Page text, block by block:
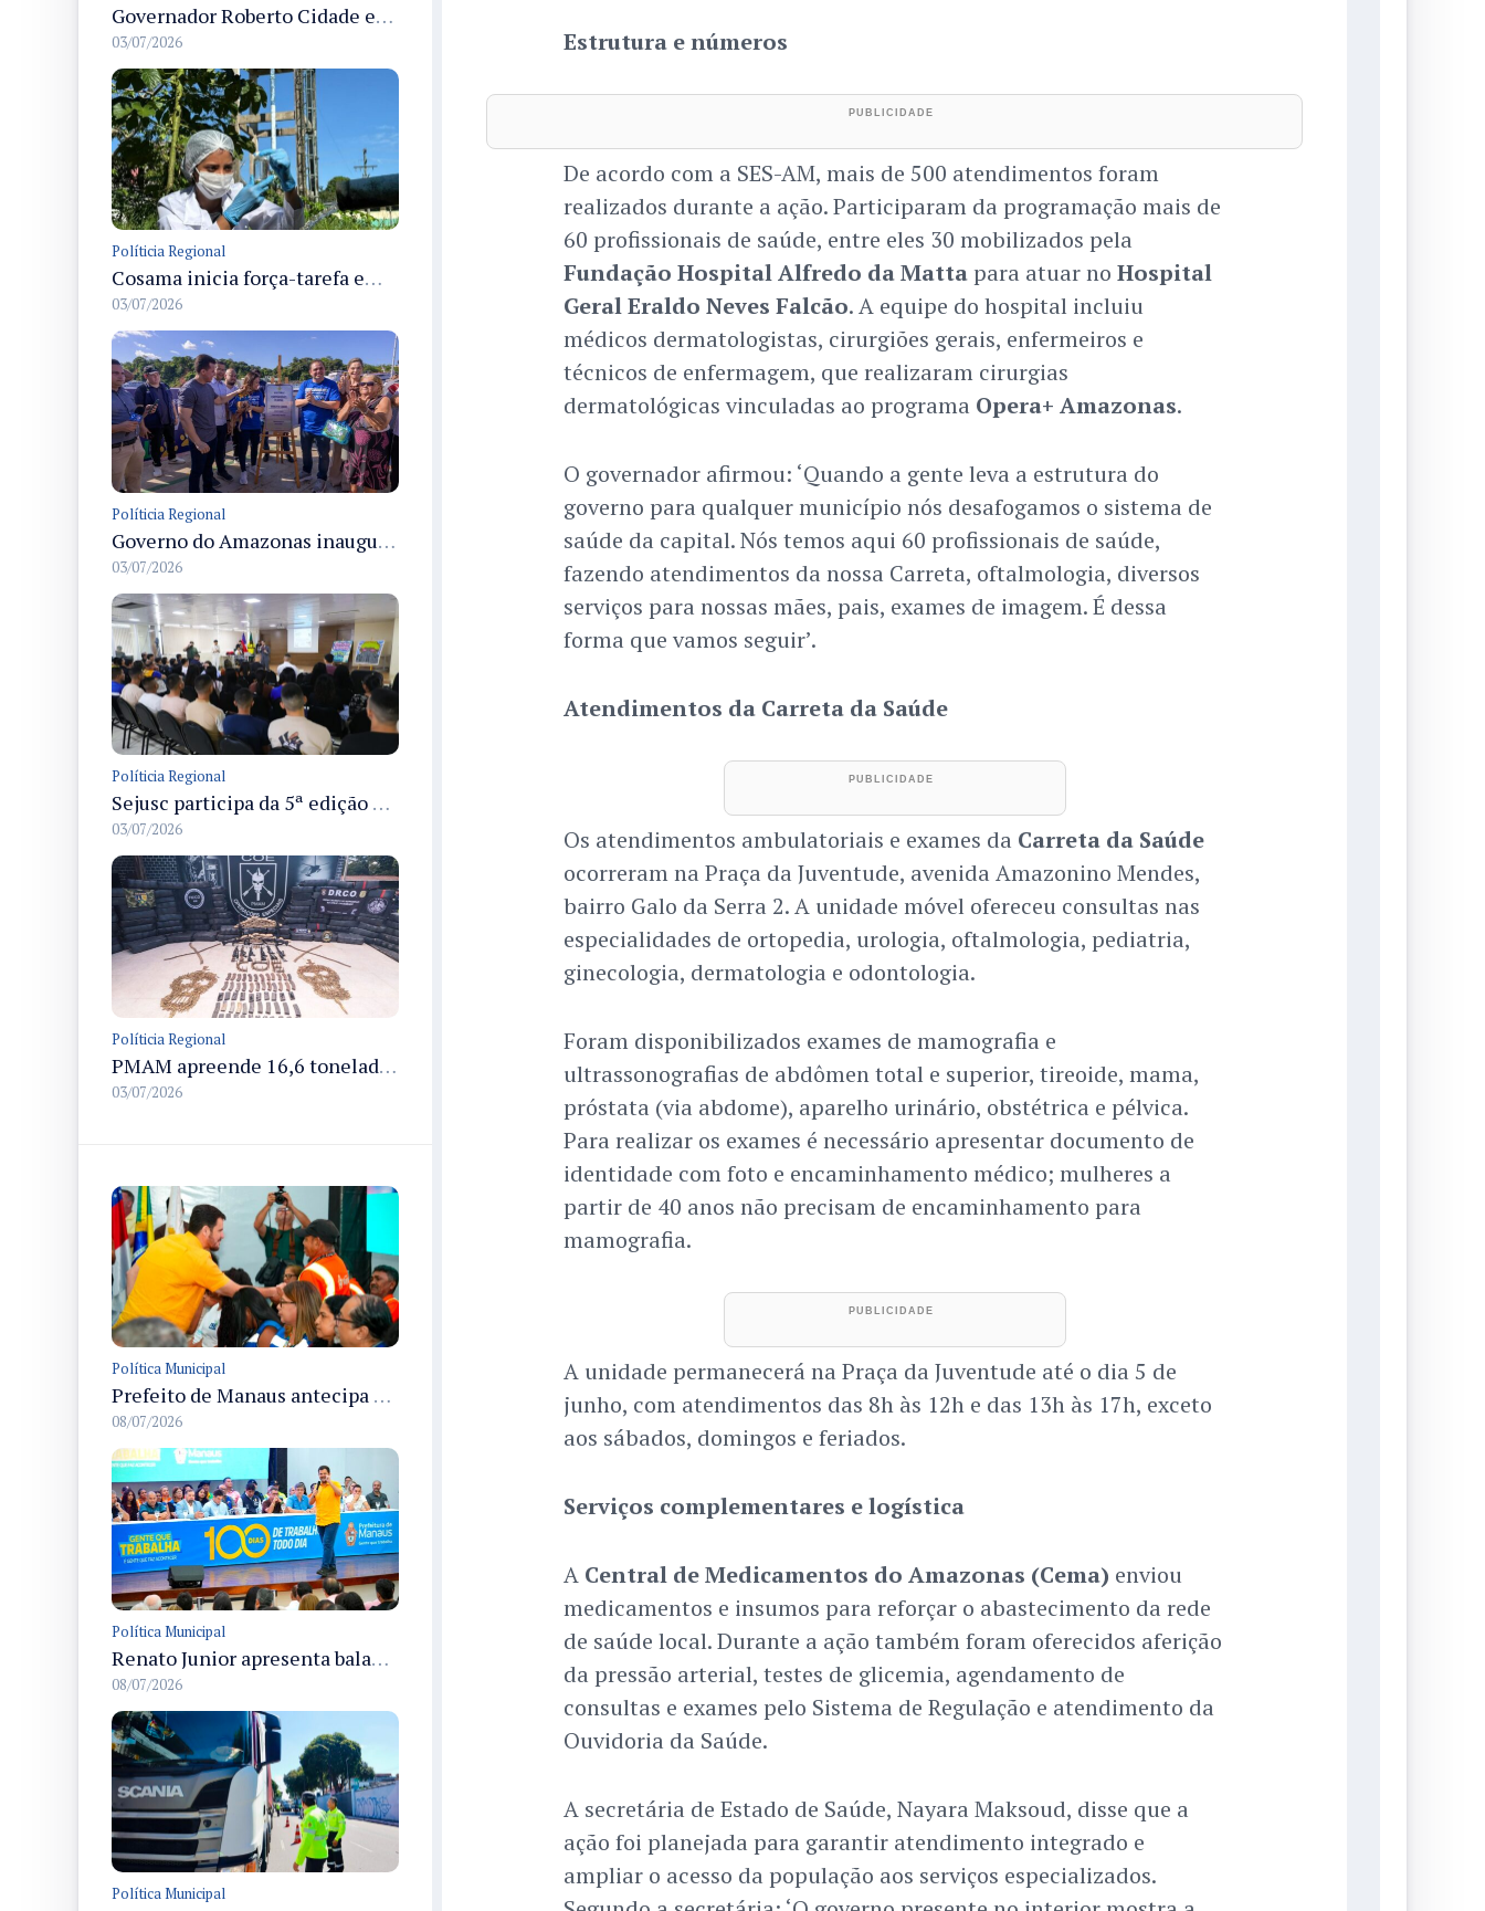
Governador Roberto Cidade entrega readequação do ambulatório da FCecon e amplia capacidade de atendimento oncológico em Manaus
03/07/2026
Políticia Regional
Cosama inicia força-tarefa em Anamã para fortalecer abastecimento de água e segurança hídrica da população
03/07/2026
Políticia Regional
Governo do Amazonas inaugura primeiro Castramóvel Fluvial para atendimento veterinário às comunidades ribeirinhas e castração gratuita
03/07/2026
Políticia Regional
Sejusc participa da 5ª edição do Caminhos Literários com foco na cultura hip-hop nas unidades socioeducativas
03/07/2026
Políticia Regional
PMAM apreende 16,6 toneladas de entorpecentes e registra aumento nas prisões em flagrante e nas capturas de foragidos no primeiro semestre de 2026
03/07/2026
Política Municipal
Prefeito de Manaus antecipa 50% do 13º salário para servidores e define pagamento em 15 de julho
08/07/2026
Política Municipal
Renato Junior apresenta balanço dos 100 dias de gestão e detalha entregas e ações em Manaus
08/07/2026
Política Municipal
Estrutura e números
De acordo com a SES-AM, mais de 500 atendimentos foram
realizados durante a ação. Participaram da programação mais de
60 profissionais de saúde, entre eles 30 mobilizados pela
Fundação Hospital Alfredo da Mattapara atuar no Hospital
Geral Eraldo Neves Falcão. A equipe do hospital incluiu
médicos dermatologistas, cirurgiões gerais, enfermeiros e
técnicos de enfermagem, que realizaram cirurgias
dermatológicas vinculadas ao programa Opera+ Amazonas.
O governador afirmou: ‘Quando a gente leva a estrutura do
governo para qualquer município nós desafogamos o sistema de
saúde da capital. Nós temos aqui 60 profissionais de saúde,
fazendo atendimentos da nossa Carreta, oftalmologia, diversos
serviços para nossas mães, pais, exames de imagem. É dessa
forma que vamos seguir’.
Atendimentos da Carreta da Saúde
Os atendimentos ambulatoriais e exames da Carreta da Saúde
ocorreram na Praça da Juventude, avenida Amazonino Mendes,
bairro Galo da Serra 2. A unidade móvel ofereceu consultas nas
especialidades de ortopedia, urologia, oftalmologia, pediatria,
ginecologia, dermatologia e odontologia.
Foram disponibilizados exames de mamografia e
ultrassonografias de abdômen total e superior, tireoide, mama,
próstata (via abdome), aparelho urinário, obstétrica e pélvica.
Para realizar os exames é necessário apresentar documento de
identidade com foto e encaminhamento médico; mulheres a
partir de 40 anos não precisam de encaminhamento para
mamografia.
A unidade permanecerá na Praça da Juventude até o dia 5 de
junho, com atendimentos das 8h às 12h e das 13h às 17h, exceto
aos sábados, domingos e feriados.
Serviços complementares e logística
A Central de Medicamentos do Amazonas (Cema) enviou
medicamentos e insumos para reforçar o abastecimento da rede
de saúde local. Durante a ação também foram oferecidos aferição
da pressão arterial, testes de glicemia, agendamento de
consultas e exames pelo Sistema de Regulação e atendimento da
Ouvidoria da Saúde.
A secretária de Estado de Saúde, Nayara Maksoud, disse que a
ação foi planejada para garantir atendimento integrado e
ampliar o acesso da população aos serviços especializados.